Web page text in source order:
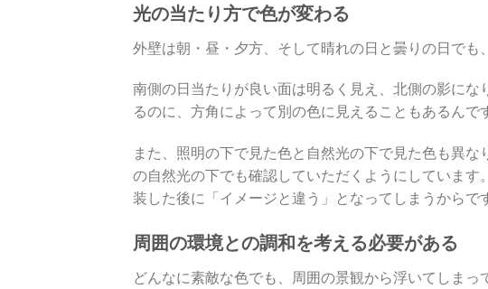
光の当たり方で色が変わる
外壁は朝・昼・夕方、そして晴れの日と曇りの日で
南側の日当たりが良い面は明るく見え、北側の影に
るのに、方角によって別の色に見えることもあるんで
また、照明の下で見た色と自然光の下で見た色も異
の自然光の下でも確認していただくようにしていま
装した後に「イメージと違う」となってしまうからで
周囲の環境との調和を考える必要がある
どんなに素敵な色でも、周囲の景観から浮いてしま